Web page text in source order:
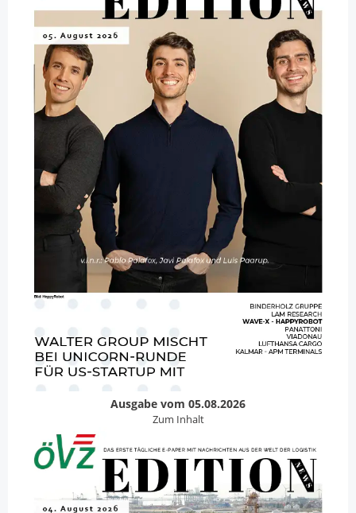
Ausgabe vom 05.08.2026
Zum Inhalt